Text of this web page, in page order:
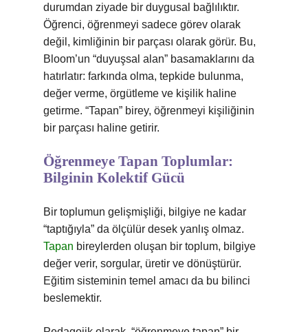
durumdan ziyade bir duygusal bağlılıktır.
Öğrenci, öğrenmeyi sadece görev olarak
değil, kimliğinin bir parçası olarak görür. Bu,
Bloom’un “duyuşsal alan” basamaklarını da
hatırlatır: farkında olma, tepkide bulunma,
değer verme, örgütleme ve kişilik haline
getirme. “Tapan” birey, öğrenmeyi kişiliğinin
bir parçası haline getirir.
Öğrenmeye Tapan Toplumlar:
Bilginin Kolektif Gücü
Bir toplumun gelişmişliği, bilgiye ne kadar
“taptığıyla” da ölçülür desek yanlış olmaz.
Tapan bireylerden oluşan bir toplum, bilgiye
değer verir, sorgular, üretir ve dönüştürür.
Eğitim sisteminin temel amacı da bu bilinci
beslemektir.